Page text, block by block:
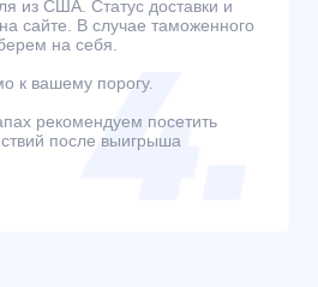
из США. Статус доставки и
сайте. В случае таможенного
на себя.
к вашему порогу.
рекомендуем посетить
после выигрыша